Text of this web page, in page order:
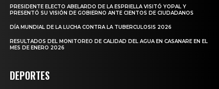
PRESIDENTE ELECTO ABELARDO DE LA ESPRIELLA VISITÓ YOPAL Y
PRESENTÓ SU VISIÓN DE GOBIERNO ANTE CIENTOS DE CIUDADANOS
DÍA MUNDIAL DE LA LUCHA CONTRA LA TUBERCULOSIS 2026
RESULTADOS DEL MONITOREO DE CALIDAD DEL AGUA EN CASANARE EN EL
MES DE ENERO 2026
DEPORTES